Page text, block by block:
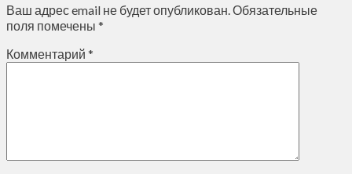
Ваш адрес email не будет опубликован. Обязательные
поля помечены *
Комментарий *